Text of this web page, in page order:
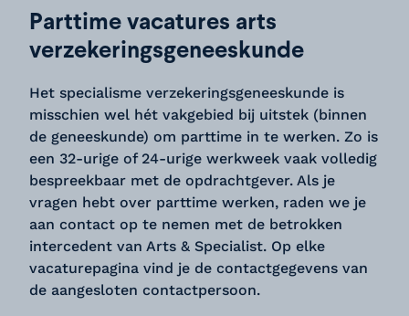
Parttime vacatures arts
verzekeringsgeneeskunde
Het specialisme verzekeringsgeneeskunde is
misschien wel hét vakgebied bij uitstek (binnen
de geneeskunde) om parttime in te werken. Zo is
een 32-urige of 24-urige werkweek vaak volledig
bespreekbaar met de opdrachtgever. Als je
vragen hebt over parttime werken, raden we je
aan contact op te nemen met de betrokken
intercedent van Arts & Specialist. Op elke
vacaturepagina vind je de contactgegevens van
de aangesloten contactpersoon.